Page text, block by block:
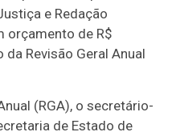
e Redação
orçamento de R$
Revisão Geral Anual
(RGA), o secretário-
de Estado de